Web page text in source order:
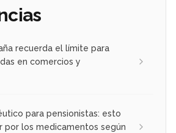
recuerda el límite para
en comercios y
para pensionistas: esto
por los medicamentos según